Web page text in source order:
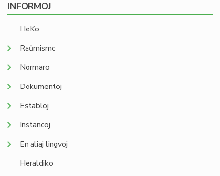
INFORMOJ
HeKo
Raŭmismo
Normaro
Dokumentoj
Establoj
Instancoj
En aliaj lingvoj
Heraldiko